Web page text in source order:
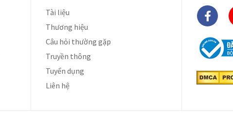
Tài liệu
Thương hiệu
Câu hỏi thường gặp
Truyền thông
Tuyển dụng
Liên hệ